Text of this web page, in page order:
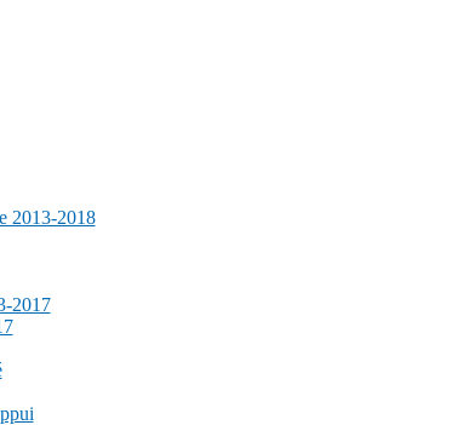
2013-2018
2017